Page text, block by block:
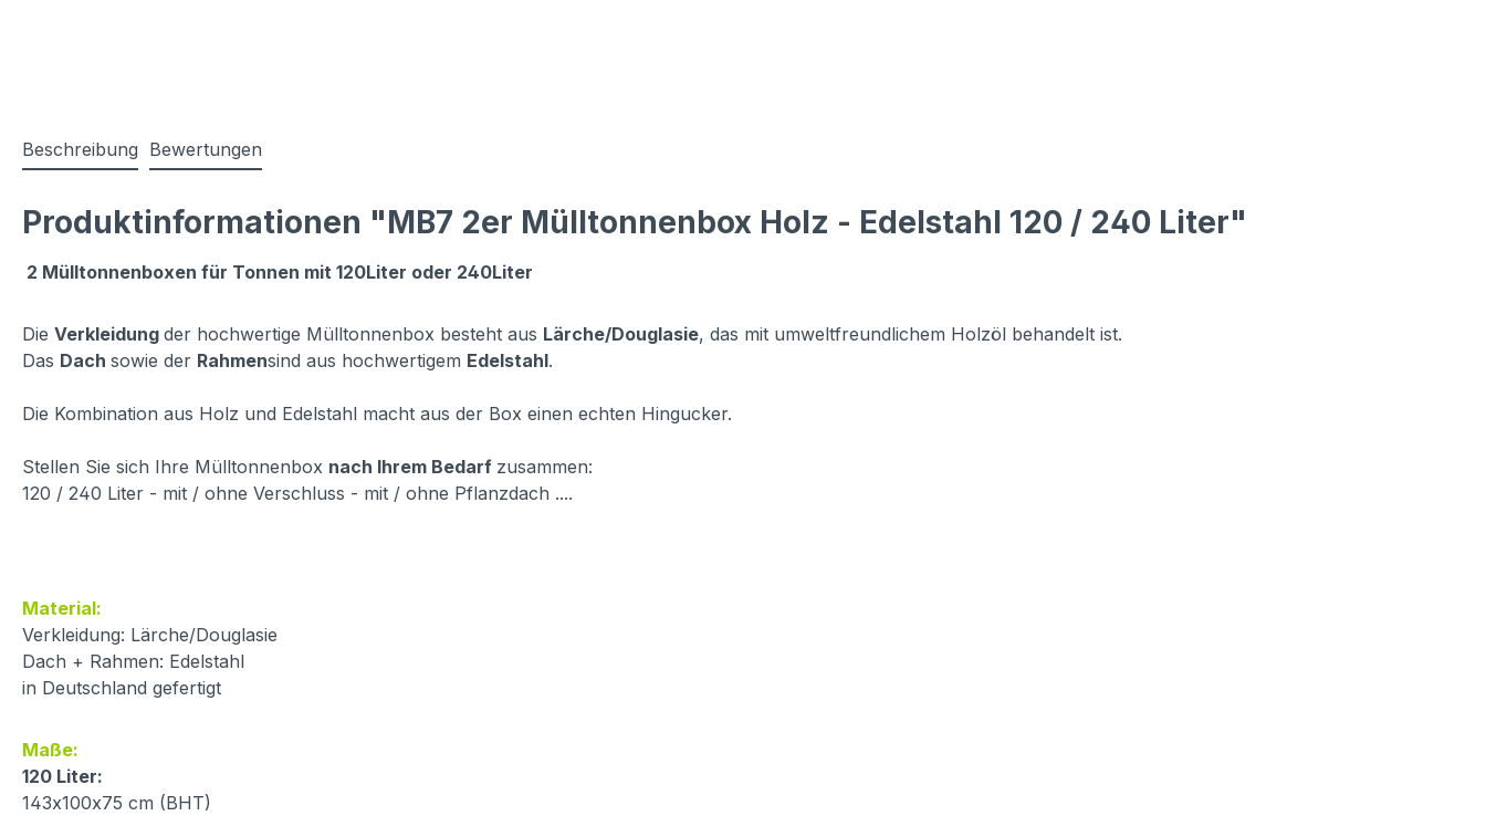
Beschreibung Bewertungen
Produktinformationen "MB7 2er Mülltonnenbox Holz - Edelstahl 120 / 240 Liter"
2 Mülltonnenboxen für Tonnen mit 120Liter oder 240Liter
Die Verkleidung der hochwertige Mülltonnenbox besteht aus Lärche/Douglasie, das mit umweltfreundlichem Holzöl behandelt ist.
Das Dach sowie der Rahmensind aus hochwertigem Edelstahl.
Die Kombination aus Holz und Edelstahl macht aus der Box einen echten Hingucker.
Stellen Sie sich Ihre Mülltonnenbox nach Ihrem Bedarf zusammen:
120 / 240 Liter - mit / ohne Verschluss - mit / ohne Pflanzdach ....
Material:
Verkleidung: Lärche/Douglasie
Dach + Rahmen: Edelstahl
in Deutschland gefertigt
Maße:
120 Liter:
143x100x75 cm (BHT)